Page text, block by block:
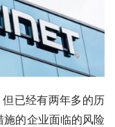
已经有两年多的历
的企业面临的风险